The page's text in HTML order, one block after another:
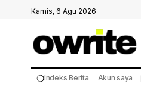
Kamis, 6 Agu 2026
❍Indeks Berita Akun saya